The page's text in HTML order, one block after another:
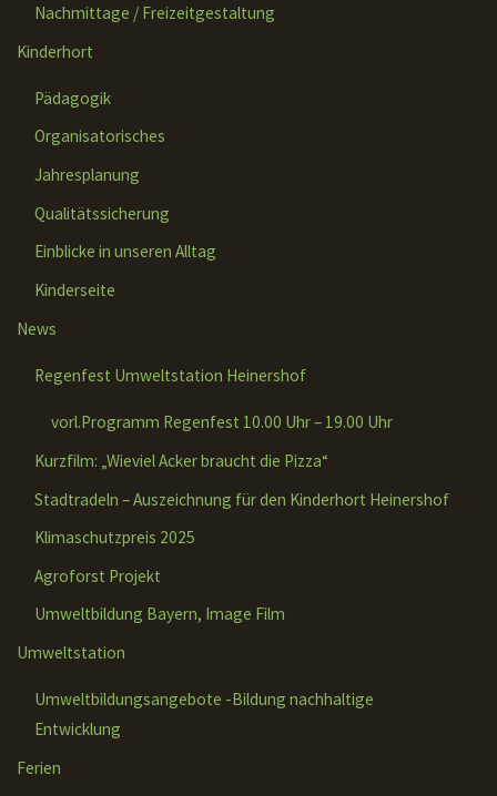
Nachmittage / Freizeitgestaltung
Kinderhort
Pädagogik
Organisatorisches
Jahresplanung
Qualitätssicherung
Einblicke in unseren Alltag
Kinderseite
News
Regenfest Umweltstation Heinershof
vorl.Programm Regenfest 10.00 Uhr – 19.00 Uhr
Kurzfilm: „Wieviel Acker braucht die Pizza“
Stadtradeln – Auszeichnung für den Kinderhort Heinershof
Klimaschutzpreis 2025
Agroforst Projekt
Umweltbildung Bayern, Image Film
Umweltstation
Umweltbildungsangebote -Bildung nachhaltige
Entwicklung
Ferien